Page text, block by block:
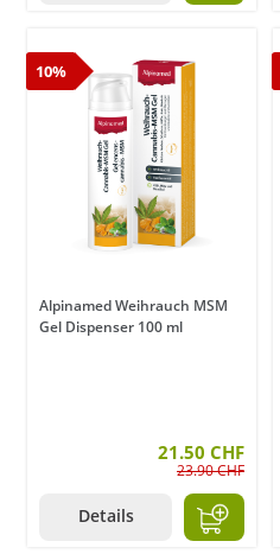
10%
Alpinamed Weihrauch MSM
Gel Dispenser 100 ml
21.50 CHF
23.90 CHF
Details